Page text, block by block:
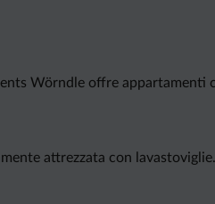
Wörndle offre appartamenti
attrezzata con lavastoviglie.